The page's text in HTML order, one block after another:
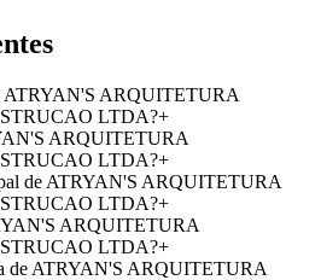
ATRYAN'S ARQUITETURA
LTDA?+
ARQUITETURA
LTDA?+
de ATRYAN'S ARQUITETURA
LTDA?+
ARQUITETURA
LTDA?+
de ATRYAN'S ARQUITETURA